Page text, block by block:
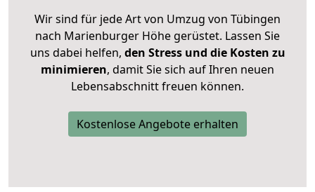
Wir sind für jede Art von Umzug von Tübingen
nach Marienburger Höhe gerüstet. Lassen Sie
uns dabei helfen, den Stress und die Kosten zu
minimieren, damit Sie sich auf Ihren neuen
Lebensabschnitt freuen können.
Kostenlose Angebote erhalten